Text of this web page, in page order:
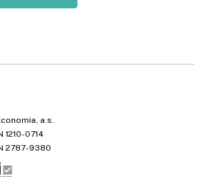
a.s.
1210-0714
2787-9380